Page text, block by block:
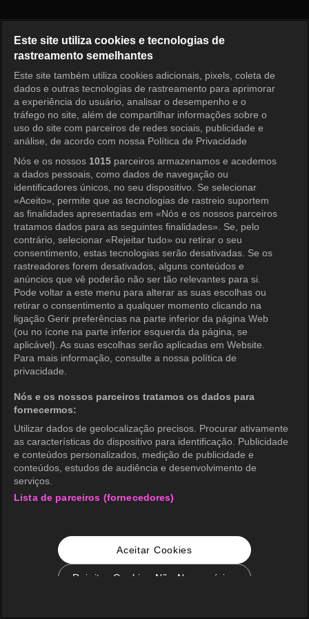
Entrar
Este site utiliza cookies e tecnologias de
rastreamento semelhantes
Este site também utiliza cookies adicionais, pixels, coleta de
dados e outras tecnologias de rastreamento para aprimorar
a experiência do usuário, analisar o desempenho e o
tráfego no site, além de compartilhar informações sobre o
uso do site com parceiros de redes sociais, publicidade e
análise, de acordo com nossa Política de Privacidade
Nós e os nossos 1015 parceiros armazenamos e acedemos
a dados pessoais, como dados de navegação ou
identificadores únicos, no seu dispositivo. Se selecionar
«Aceito», permite que as tecnologias de rastreio suportem
as finalidades apresentadas em «Nós e os nossos parceiros
tratamos dados para as seguintes finalidades». Se, pelo
contrário, selecionar «Rejeitar tudo» ou retirar o seu
consentimento, estas tecnologias serão desativadas. Se os
rastreadores forem desativados, alguns conteúdos e
anúncios que vê poderão não ser tão relevantes para si.
Pode voltar a este menu para alterar as suas escolhas ou
retirar o consentimento a qualquer momento clicando na
ligação Gerir preferências na parte inferior da página Web
(ou no ícone na parte inferior esquerda da página, se
aplicável). As suas escolhas serão aplicadas em Website.
Para mais informação, consulte a nossa política de
privacidade.
Nós e os nossos parceiros tratamos os dados para
fornecermos:
Utilizar dados de geolocalização precisos. Procurar ativamente
as características do dispositivo para identificação. Publicidade
e conteúdos personalizados, medição de publicidade e
conteúdos, estudos de audiência e desenvolvimento de
serviços.
Lista de parceiros (fornecedores)
Aceitar Cookies
Rejeitar Cookies Não Necessários